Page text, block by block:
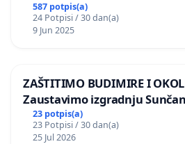
587 potpis(a)
24 Potpisi / 30 dan(a)
9 Jun 2025
ZAŠTITIMO BUDIMIRE I
Zaustavimo izgradnju
Vedrine na području Ugljana
23 potpis(a)
23 Potpisi / 30 dan(a)
25 Jul 2026